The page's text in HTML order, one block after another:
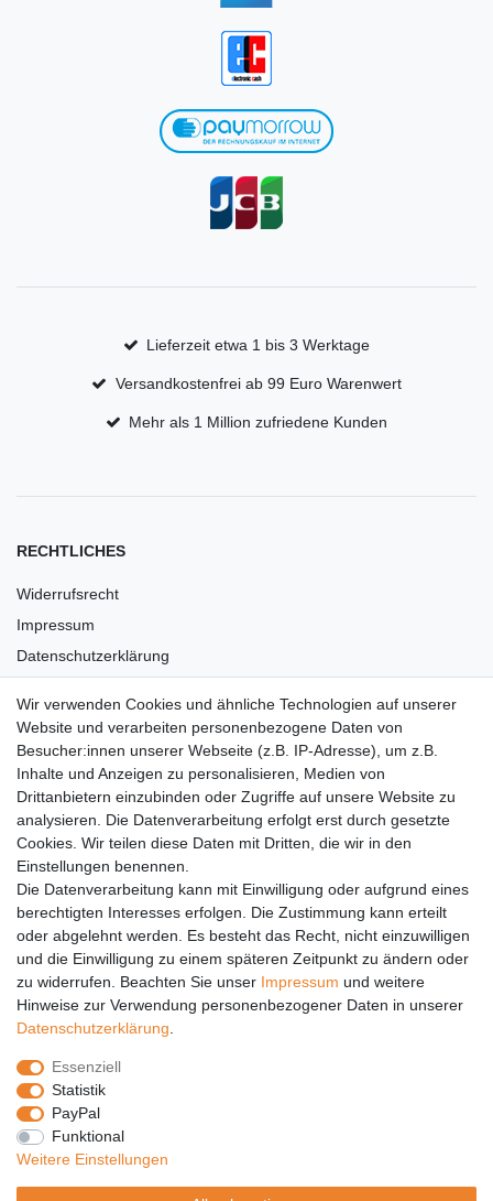
Lieferzeit etwa 1 bis 3 Werktage
Versandkostenfrei ab 99 Euro Warenwert
Mehr als 1 Million zufriedene Kunden
RECHTLICHES
Widerrufsrecht
Impressum
Datenschutzerklärung
Versandkosten
Barrierefreiheit
Anleitungen
Vertrag widerrufen
PARTNER
DHL
GLS
PaketPLUS
SPONSORING
Malchower SV 90
Malchower Wölfe
ZERTIFIKATE
Händlerbund
Wir verwenden Cookies und ähnliche Technologien auf unserer
Website und verarbeiten personenbezogene Daten von
Besucher:innen unserer Webseite (z.B. IP-Adresse), um z.B.
Inhalte und Anzeigen zu personalisieren, Medien von
Drittanbietern einzubinden oder Zugriffe auf unsere Website zu
analysieren. Die Datenverarbeitung erfolgt erst durch gesetzte
Cookies. Wir teilen diese Daten mit Dritten, die wir in den
Einstellungen benennen.
Die Datenverarbeitung kann mit Einwilligung oder aufgrund eines
berechtigten Interesses erfolgen. Die Zustimmung kann erteilt
oder abgelehnt werden. Es besteht das Recht, nicht einzuwilligen
und die Einwilligung zu einem späteren Zeitpunkt zu ändern oder
zu widerrufen. Beachten Sie unser Impressum und weitere
Hinweise zur Verwendung personenbezogener Daten in unserer
Daten­schutz­erklärung
Essenziell
Statistik
PayPal
Funktional
Weitere Einstellungen